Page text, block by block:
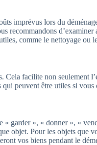
imprévus lors du
recommandons
comme le nettoyage
facilite non seulement
peuvent être utiles si vous
garder », « donner », «
objet. Pour les objets que
vos biens pendant le